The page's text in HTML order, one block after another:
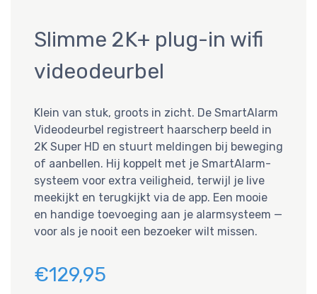
Slimme 2K+ plug-in wifi
videodeurbel
Klein van stuk, groots in zicht. De SmartAlarm
Videodeurbel registreert haarscherp beeld in
2K Super HD en stuurt meldingen bij beweging
of aanbellen. Hij koppelt met je SmartAlarm-
systeem voor extra veiligheid, terwijl je live
meekijkt en terugkijkt via de app. Een mooie
en handige toevoeging aan je alarmsysteem —
voor als je nooit een bezoeker wilt missen.
€129,95